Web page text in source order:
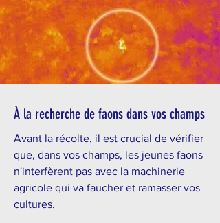
À la recherche de faons dans vos champs
Avant la récolte, il est crucial de vérifier
que, dans vos champs, les jeunes faons
n'interfèrent pas avec la machinerie
agricole qui va faucher et ramasser vos
cultures.